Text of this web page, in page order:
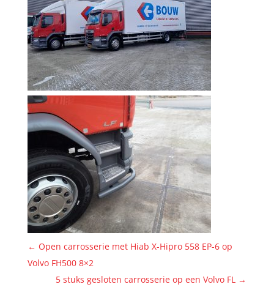
← Open carrosserie met Hiab X-Hipro 558 EP-6 op
Volvo FH500 8×2
5 stuks gesloten carrosserie op een Volvo FL →